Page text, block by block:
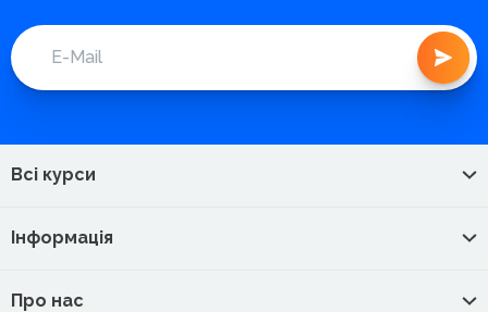
Всі курси
Інформація
Про нас